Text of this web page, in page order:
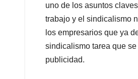
uno de los asuntos
trabajo y el sindicalismo
los empresarios que ya
sindicalismo tarea que
publicidad.